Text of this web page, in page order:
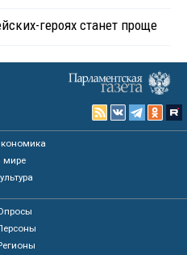
героях станет проще
мире